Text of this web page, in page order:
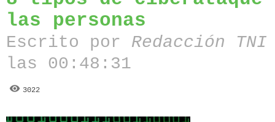
las personas
Escrito por Redacción
las 00:48:31
3022